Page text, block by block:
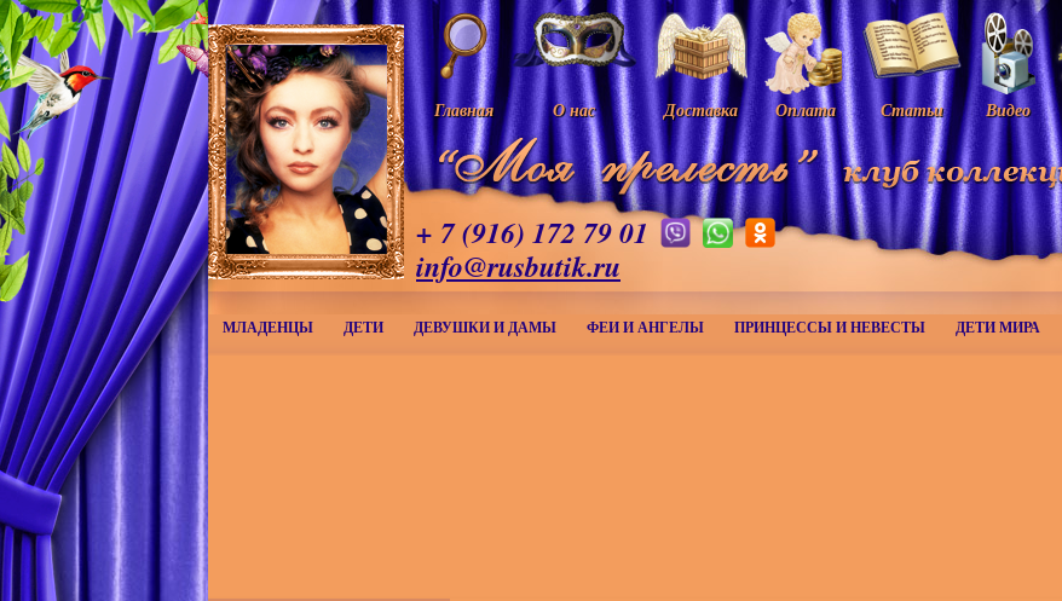
Главная О нас Доставка Оплата Статьи Видео
+ 7 (916) 172 79 01
info@rusbutik.ru
МЛАДЕНЦЫ ДЕТИ ДЕВУШКИ И ДАМЫ ФЕИ И АНГЕЛЫ ПРИНЦЕССЫ И НЕВЕСТЫ ДЕТИ МИРА